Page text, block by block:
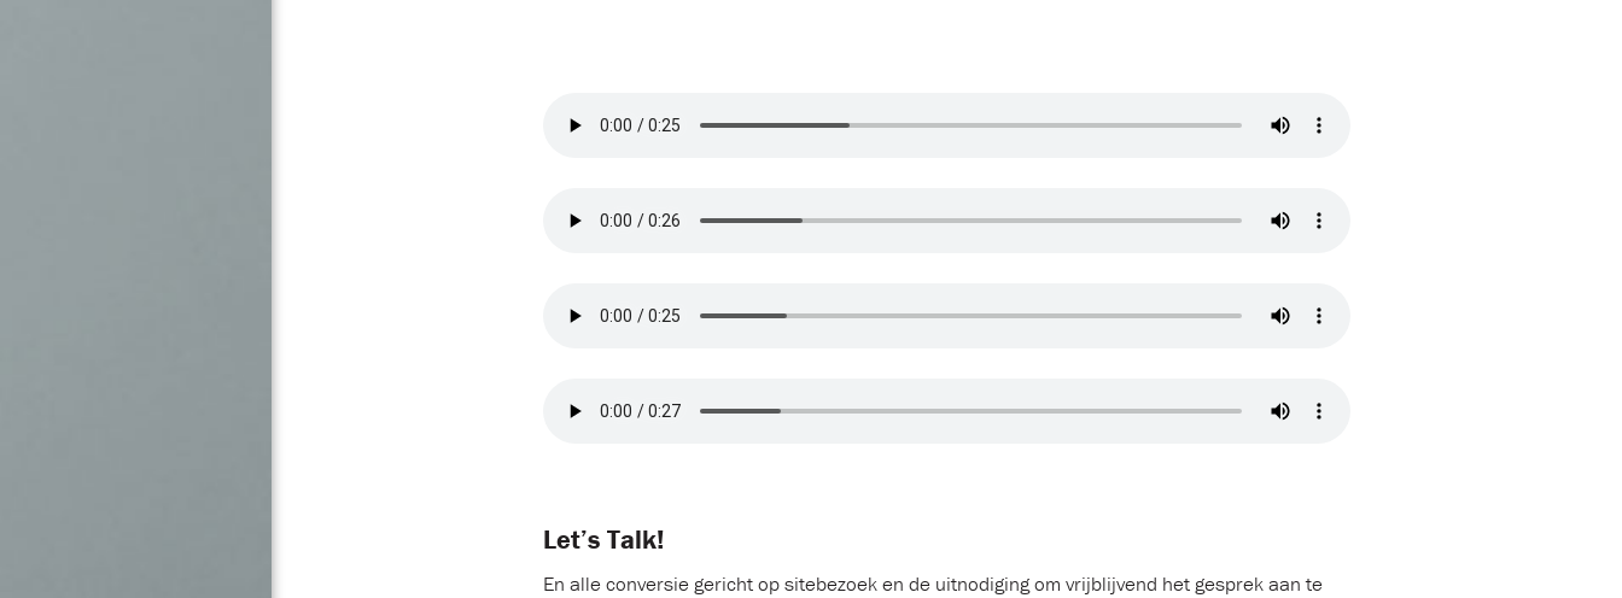
Let’s Talk!
En alle conversie gericht op sitebezoek en de uitnodiging om vrijblijvend het gesprek aan te